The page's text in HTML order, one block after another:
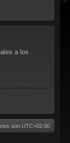
a los
son UTC+02:00